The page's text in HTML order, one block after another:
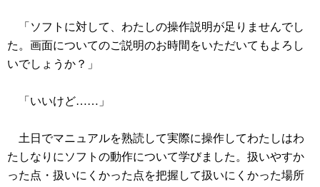
「ソフトに対して、わたしの操作説明が足りませんでし
た。画面についてのご説明のお時間をいただいてもよろし
いでしょうか？」
「いいけど……」
土日でマニュアルを熟読して実際に操作してわたしはわ
たしなりにソフトの動作について学びました。扱いやすか
った点・扱いにくかった点を把握して扱いにくかった場所